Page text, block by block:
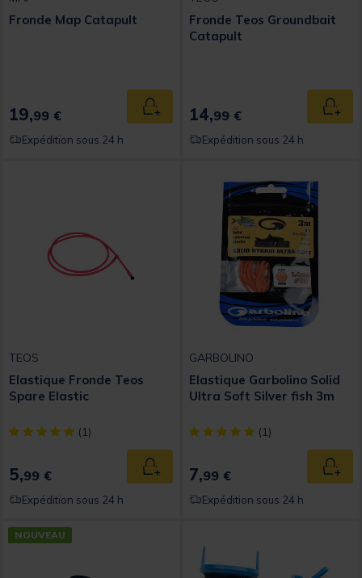
Fronde Map Catapult
19,99 € Ajouter au panier
Expédition sous 24 h
Fronde Teos Groundbait
Catapult
14,99 €
Expédition sous 24 h
TEOS
Elastique Fronde Teos
Spare Elastic
[object Object] out of 5 Customer Rating
(1)
5,99 € Ajouter au panier
Expédition sous 24 h
GARBOLINO
Elastique Garbolino Solid
Ultra Soft Silver fish 3m
[object Object] out of 5
(1)
7,99 €
Expédition sous 24 h
NOUVEAU